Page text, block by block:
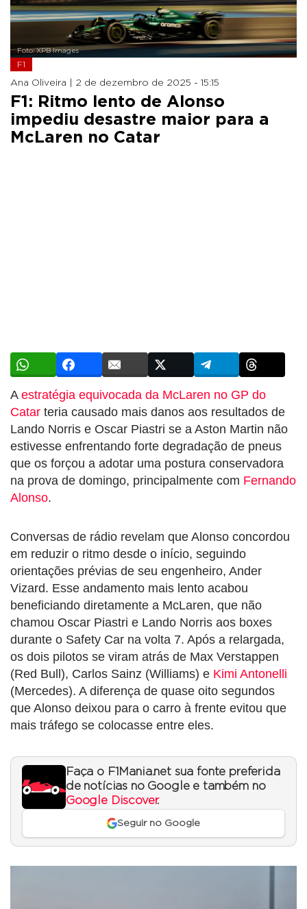
Foto: XPB Images
F1
Ana Oliveira | 2 de dezembro de 2025 - 15:15
F1: Ritmo lento de Alonso
impediu desastre maior para a
McLaren no Catar
Aestratégia equivocada da McLaren no GP do
Catar teria causado mais danos aos resultados de
Lando Norris e Oscar Piastri se a Aston Martin não
estivesse enfrentando forte degradação de pneus
que os forçou a adotar uma postura conservadora
na prova de domingo, principalmente com Fernando
Alonso.
Conversas de rádio revelam que Alonso concordou
em reduzir o ritmo desde o início, seguindo
orientações prévias de seu engenheiro, Ander
Vizard. Esse andamento mais lento acabou
beneficiando diretamente a McLaren, que não
chamou Oscar Piastri e Lando Norris aos boxes
durante o Safety Car na volta 7. Após a relargada,
os dois pilotos se viram atrás de Max Verstappen
(Red Bull), Carlos Sainz (Williams) e Kimi Antonelli
(Mercedes). A diferença de quase oito segundos
que Alonso deixou para o carro à frente evitou que
mais tráfego se colocasse entre eles.
Faça o F1Mania.net sua fonte preferida
de notícias no Google e também no
Google Discover.
Seguir no Google